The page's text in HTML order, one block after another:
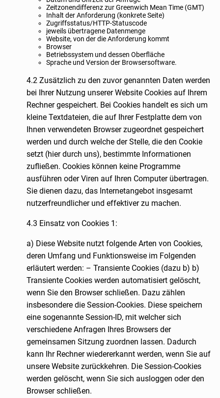
Zeitzonendifferenz zur Greenwich Mean Time (GMT)
Inhalt der Anforderung (konkrete Seite)
Zugriffsstatus/HTTP-Statuscode
jeweils übertragene Datenmenge
Website, von der die Anforderung kommt
Browser
Betriebssystem und dessen Oberfläche
Sprache und Version der Browsersoftware.
4.2 Zusätzlich zu den zuvor genannten Daten werden
bei Ihrer Nutzung unserer Website Cookies auf Ihrem
Rechner gespeichert. Bei Cookies handelt es sich um
kleine Textdateien, die auf Ihrer Festplatte dem von
Ihnen verwendeten Browser zugeordnet gespeichert
werden und durch welche der Stelle, die den Cookie
setzt (hier durch uns), bestimmte Informationen
zufließen. Cookies können keine Programme
ausführen oder Viren auf Ihren Computer übertragen.
Sie dienen dazu, das Internetangebot insgesamt
nutzerfreundlicher und effektiver zu machen.
4.3 Einsatz von Cookies 1:
a) Diese Website nutzt folgende Arten von Cookies,
deren Umfang und Funktionsweise im Folgenden
erläutert werden: – Transiente Cookies (dazu b) b)
Transiente Cookies werden automatisiert gelöscht,
wenn Sie den Browser schließen. Dazu zählen
insbesondere die Session-Cookies. Diese speichern
eine sogenannte Session-ID, mit welcher sich
verschiedene Anfragen Ihres Browsers der
gemeinsamen Sitzung zuordnen lassen. Dadurch
kann Ihr Rechner wiedererkannt werden, wenn Sie auf
unsere Website zurückkehren. Die Session-Cookies
werden gelöscht, wenn Sie sich ausloggen oder den
Browser schließen.